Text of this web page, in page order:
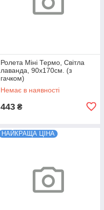
Ролета Міні Термо, Світла
лаванда, 90х170см. (з
гачком)
Немає в наявності
443 ₴
НАЙКРАЩА ЦІНА